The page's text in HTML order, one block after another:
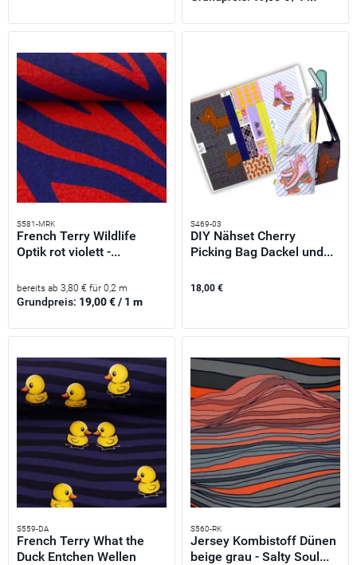
S581-MRK
French Terry Wildlife
Optik rot violett -...
bereits ab 3,80 € für 0,2 m
Grundpreis: 19,00 € / 1 m
S469-03
DIY Nähset Cherry
Picking Bag Dackel und...
18,00 €
S559-DA
French Terry What the
Duck Entchen Wellen
S560-RK
Jersey Kombistoff Dünen
beige grau - Salty Soul...